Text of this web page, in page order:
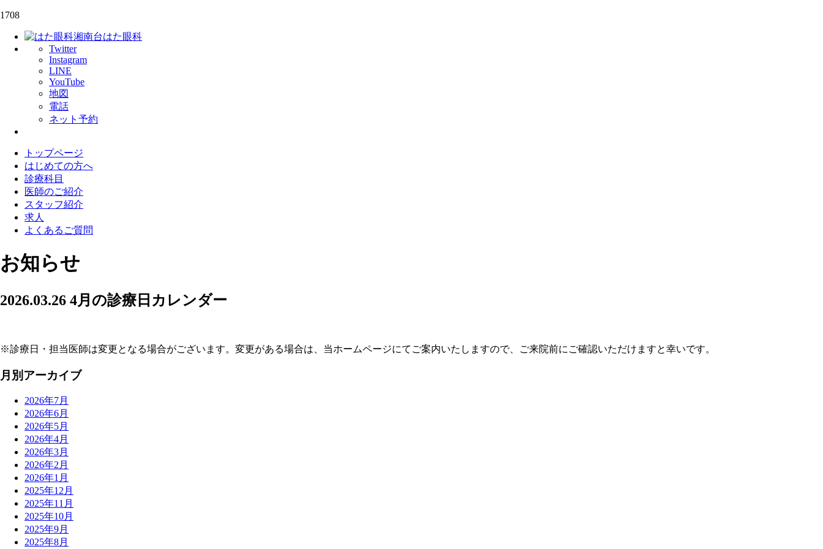
1708
湘南台はた眼科
Twitter
Instagram
LINE
YouTube
地図
電話
ネット予約
トップページ
はじめての方へ
診療科目
医師のご紹介
スタッフ紹介
求人
よくあるご質問
お知らせ
2026.03.26 4月の診療日カレンダー
※診療日・担当医師は変更となる場合がございます。変更がある場合は、当ホームページにてご案内いたしますので、ご来院前にご確認いただけますと幸いです。
月別アーカイブ
2026年7月
2026年6月
2026年5月
2026年4月
2026年3月
2026年2月
2026年1月
2025年12月
2025年11月
2025年10月
2025年9月
2025年8月